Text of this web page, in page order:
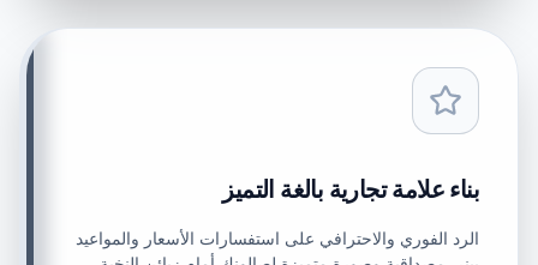
بناء علامة تجارية بالغة التميز
الرد الفوري والاحترافي على استفسارات الأسعار والمواعيد